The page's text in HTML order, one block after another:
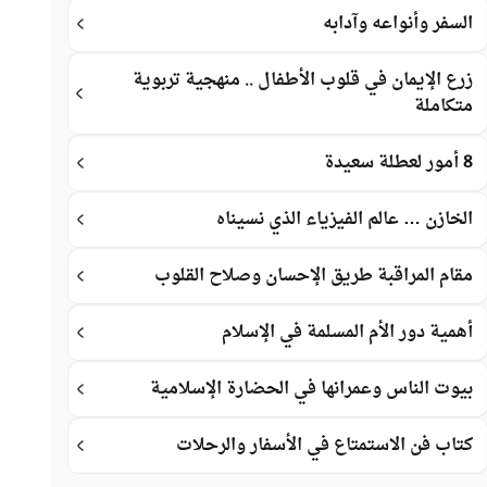
السفر وأنواعه وآدابه
زرع الإيمان في قلوب الأطفال .. منهجية تربوية
متكاملة
8 أمور لعطلة سعيدة
الخازن … عالم الفيزياء الذي نسيناه
مقام المراقبة طريق الإحسان وصلاح القلوب
أهمية دور الأم المسلمة في الإسلام
بيوت الناس وعمرانها في الحضارة الإسلامية
كتاب فن الاستمتاع في الأسفار والرحلات